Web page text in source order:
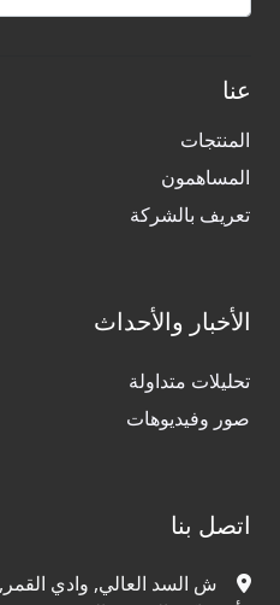
عنا
المنتجات
المساهمون
تعريف بالشركة
الأخبار والأحداث
تحليلات متداولة
صور وفيديوهات
اتصل بنا
ش السد العالي, وادي